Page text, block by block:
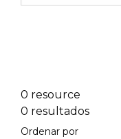
0 resource
0 resultados
Ordenar por